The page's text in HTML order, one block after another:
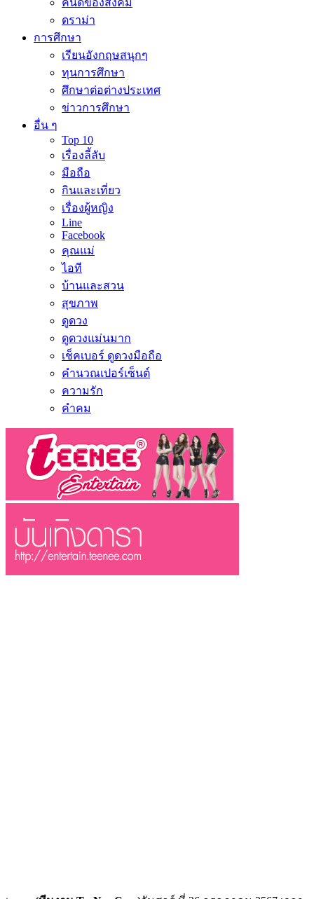
คนดีของสังคม
ดราม่า
การศึกษา
เรียนอังกฤษสนุกๆ
ทุนการศึกษา
ศึกษาต่อต่างประเทศ
ข่าวการศึกษา
อื่น ๆ
Top 10
เรื่องลี้ลับ
มือถือ
กินและเที่ยว
เรื่องผู้หญิง
Line
Facebook
คุณแม่
ไอที
บ้านและสวน
สุขภาพ
ดูดวง
ดูดวงแม่นมาก
เช็คเบอร์ ดูดวงมือถือ
คำนวณเปอร์เซ็นต์
ความรัก
คำคม